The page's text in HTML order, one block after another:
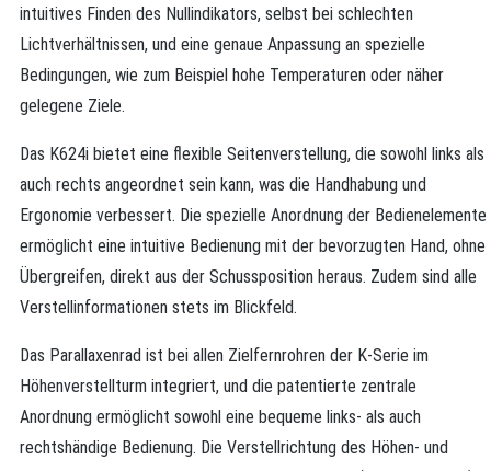
intuitives Finden des Nullindikators, selbst bei schlechten
Lichtverhältnissen, und eine genaue Anpassung an spezielle
Bedingungen, wie zum Beispiel hohe Temperaturen oder näher
gelegene Ziele.
Das K624i bietet eine flexible Seitenverstellung, die sowohl links als
auch rechts angeordnet sein kann, was die Handhabung und
Ergonomie verbessert. Die spezielle Anordnung der Bedienelemente
ermöglicht eine intuitive Bedienung mit der bevorzugten Hand, ohne
Übergreifen, direkt aus der Schussposition heraus. Zudem sind alle
Verstellinformationen stets im Blickfeld.
Das Parallaxenrad ist bei allen Zielfernrohren der K-Serie im
Höhenverstellturm integriert, und die patentierte zentrale
Anordnung ermöglicht sowohl eine bequeme links- als auch
rechtshändige Bedienung. Die Verstellrichtung des Höhen- und